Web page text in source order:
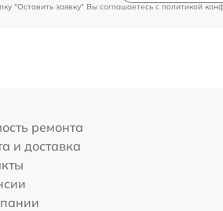
"Оставить заявку" Вы соглашаетесь cполитикой
ремонта
и доставка